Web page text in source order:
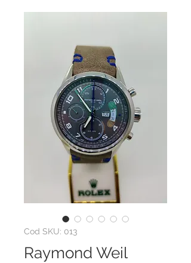
Cod SKU: 013
Raymond Weil